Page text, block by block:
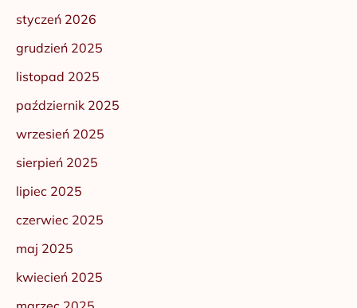
styczeń 2026
grudzień 2025
listopad 2025
październik 2025
wrzesień 2025
sierpień 2025
lipiec 2025
czerwiec 2025
maj 2025
kwiecień 2025